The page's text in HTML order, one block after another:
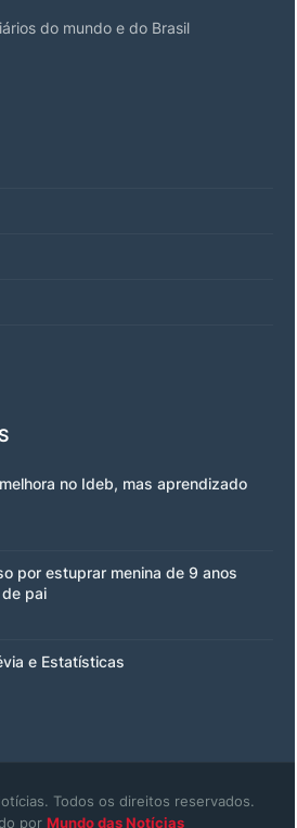
do mundo e do Brasil
no Ideb, mas aprendizado
por estuprar menina de 9 anos
pai
e Estatísticas
Todos os direitos reservados.
por Mundo das Notícias